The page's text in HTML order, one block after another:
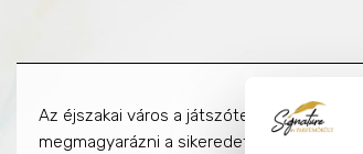
Az éjszakai város a játszótered, a hideg
megmagyarázni a sikeredet, sem a